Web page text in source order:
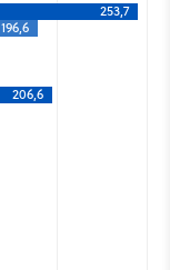
253,7
196,6
206,6